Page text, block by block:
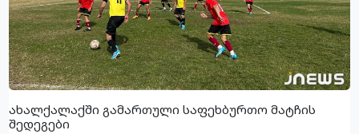
ახალქალაქში გამართული საფეხბურთო მატჩის
შედეგები